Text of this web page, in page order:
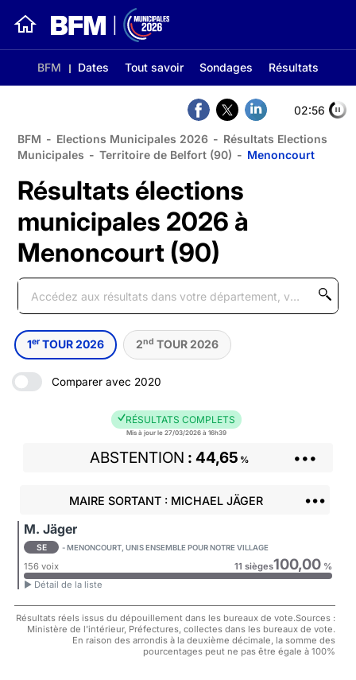
BFM Dates Tout savoir Sondages Résultats
02:56
BFM - Elections Municipales 2026 - Résultats Elections
Municipales - Territoire de Belfort (90) - Menoncourt
Résultats élections
municipales 2026 à
Menoncourt (90)
1er TOUR 2026 2nd TOUR 2026
Comparer avec 2020
RÉSULTATS COMPLETS
Mis à jour le 27/03/2026 à 16h39
ABSTENTION 44,65 % •••
MAIRE SORTANT : MICHAEL JÄGER •••
M. Jäger
SE - MENONCOURT, UNIS ENSEMBLE POUR NOTRE VILLAGE
156 voix 11 sièges100,00%
► Détail de la liste
Résultats réels issus du dépouillement dans les bureaux de vote.Sources :
Ministère de l'intérieur, Préfectures, collectes dans les bureaux de vote.
En raison des arrondis à la deuxième décimale, la somme des
pourcentages peut ne pas être égale à 100%